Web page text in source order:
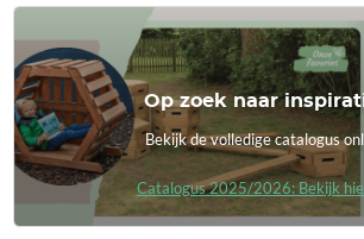
Op zoek naar
Bekijk de volledige catalogus
Catalogus 2025/2026: Bekijk